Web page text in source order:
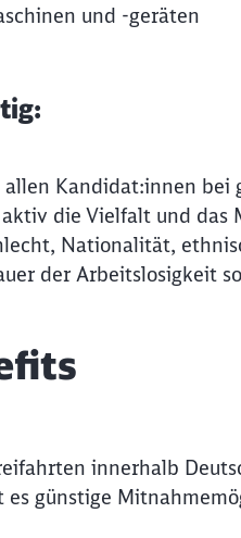
und -geräten
allen Kandidat:innen
die Vielfalt und das
Nationalität,
der Arbeitslosigkeit
innerhalb
es günstige